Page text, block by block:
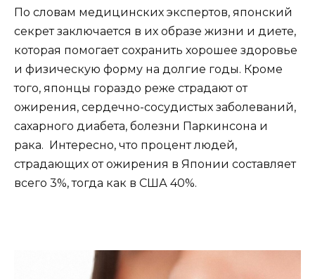
По словам медицинских экспертов, японский
секрет заключается в их образе жизни и диете,
которая помогает сохранить хорошее здоровье
и физическую форму на долгие годы. Кроме
того, японцы гораздо реже страдают от
ожирения, сердечно-сосудистых заболеваний,
сахарного диабета, болезни Паркинсона и
рака. Интересно, что процент людей,
страдающих от ожирения в Японии составляет
всего 3%, тогда как в США 40%.